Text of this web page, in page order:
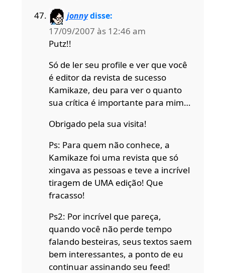
jonny disse:
17/09/2007 às 12:46 am
Putz!!
Só de ler seu profile e ver que você
é editor da revista de sucesso
Kamikaze, deu para ver o quanto
sua crítica é importante para mim…
Obrigado pela sua visita!
Ps: Para quem não conhece, a
Kamikaze foi uma revista que só
xingava as pessoas e teve a incrível
tiragem de UMA edição! Que
fracasso!
Ps2: Por incrível que pareça,
quando você não perde tempo
falando besteiras, seus textos saem
bem interessantes, a ponto de eu
continuar assinando seu feed!